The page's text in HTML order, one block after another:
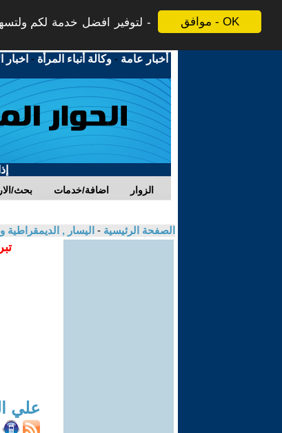
موافق - OK
لتوفير افضل خدمة لكم
أخبار عامة -وكالة أنباء المرأة - اخبار
بحث/ اضافة/خدمات الزوار
الصفحة الرئيسية - اليسار , الديمقراطية
علي